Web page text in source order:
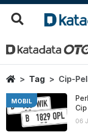
Cip Pelat
Berita
HomeTag Cip-
MOBIL
06